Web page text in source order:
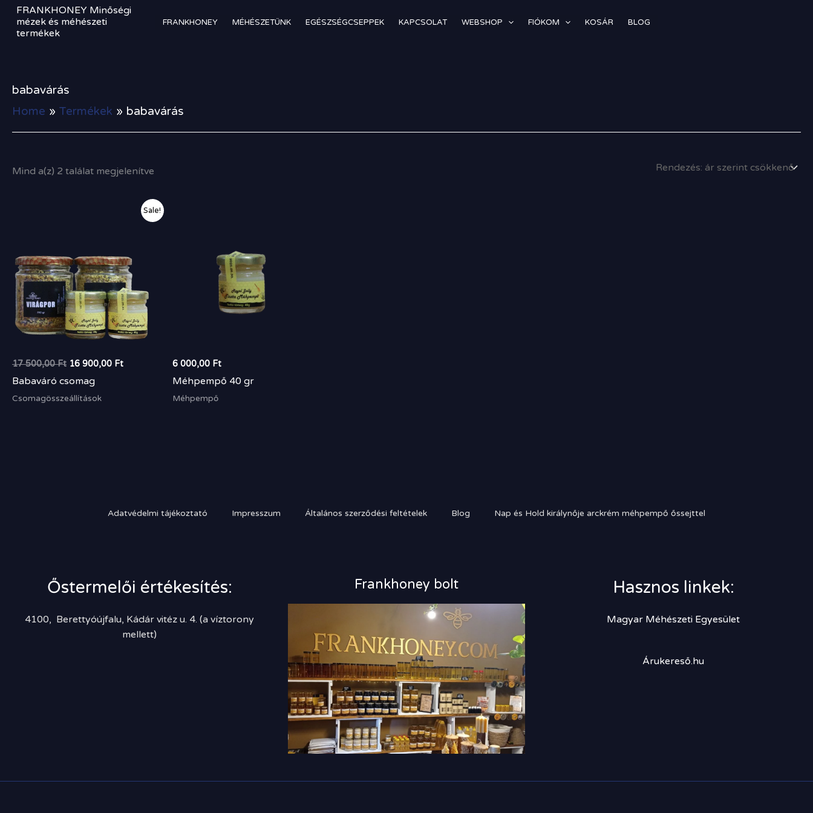
Skip
content
FRANKHONEY Minőségi
mézek és méhészeti
termékek
FRANKHONEY MÉHÉSZETÜNK EGÉSZSÉGCSEPPEK KAPCSOLAT WEBSHOP FIÓKOM KOSÁR BLOG
babavárás
Home
Termékek babavárás
Mind a(z) 2 találat megjelenítve
price:
Sale!
17 500,00Ft 16 900,00 Ft
Current
price
Babaváró csomag
Csomagösszeállítások
6 000,00 Ft
Méhpempő 40 gr
Méhpempő
Adatvédelmi tájékoztató Impresszum Általános szerződési feltételek Blog Nap és Hold királynője arckrém méhpempő őssejttel
Őstermelői értékesítés:
4100, Berettyóújfalu, Kádár vitéz u. 4. (a víztorony
mellett)
Frankhoney bolt Hasznos linkek:
Magyar Méhészeti Egyesület
Árukereső.hu